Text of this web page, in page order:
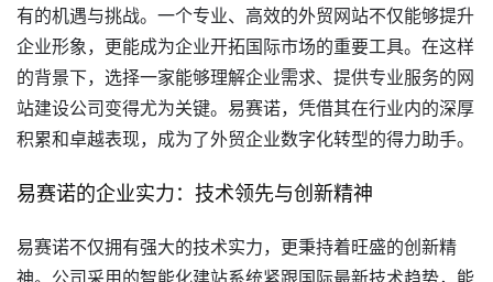
有的机遇与挑战。一个专业、高效的外贸网站不仅能够提升
企业形象，更能成为企业开拓国际市场的重要工具。在这样
的背景下，选择一家能够理解企业需求、提供专业服务的网
站建设公司变得尤为关键。易赛诺，凭借其在行业内的深厚
积累和卓越表现，成为了外贸企业数字化转型的得力助手。
易赛诺的企业实力：技术领先与创新精神
易赛诺不仅拥有强大的技术实力，更秉持着旺盛的创新精
神。公司采用的智能化建站系统紧跟国际最新技术趋势，能